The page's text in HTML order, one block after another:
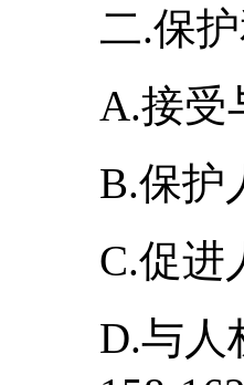
二.保
A.接受
B.保护
C.促进
D.与人